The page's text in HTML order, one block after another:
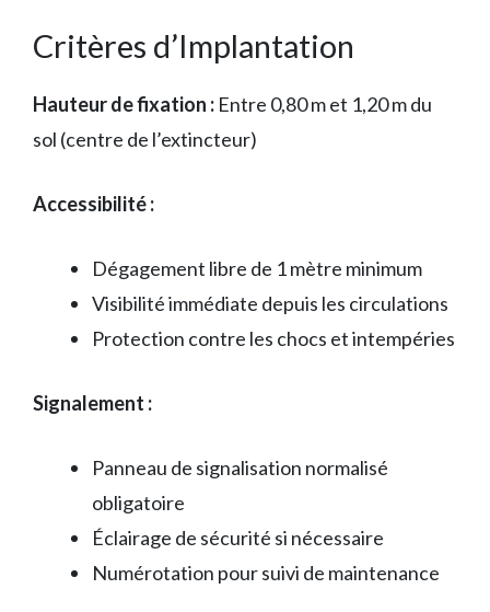
Critères d’Implantation
Hauteur de fixation : Entre 0,80 m et 1,20 m du
sol (centre de l’extincteur)
Accessibilité :
Dégagement libre de 1 mètre minimum
Visibilité immédiate depuis les circulations
Protection contre les chocs et intempéries
Signalement :
Panneau de signalisation normalisé
obligatoire
Éclairage de sécurité si nécessaire
Numérotation pour suivi de maintenance